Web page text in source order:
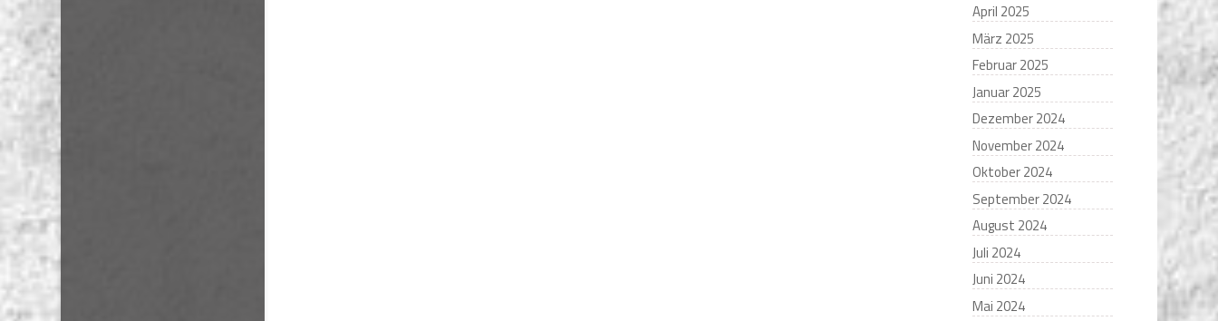
April 2025
März 2025
Februar 2025
Januar 2025
Dezember 2024
November 2024
Oktober 2024
September 2024
August 2024
Juli 2024
Juni 2024
Mai 2024